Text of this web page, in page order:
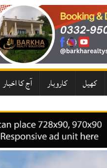
کھیل کاروبار آج کا اخبار